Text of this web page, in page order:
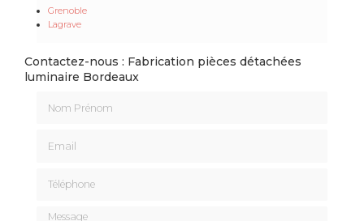
Grenoble
Lagrave
Contactez-nous : Fabrication pièces détachées
luminaire Bordeaux
Message